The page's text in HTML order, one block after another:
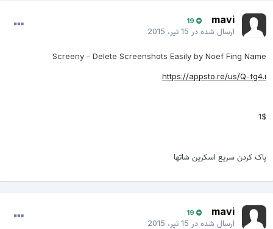
mavi
19
ارسال شده در15 تیر، 2015
Screeny - Delete Screenshots Easily by Noef Fing Name
https://appsto.re/us/Q-fg4.i
1$
پاک کردن سریع اسکرین شاتها
mavi
19
ارسال شده در15 تیر، 2015